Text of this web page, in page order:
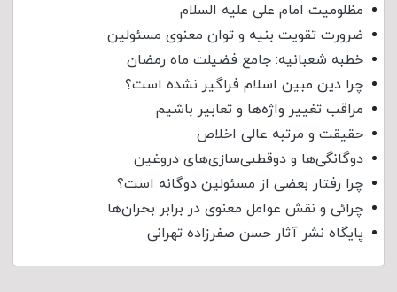
مظلومیت امام علی علیه السلام
ضرورت تقویت بنیه و توان معنوی مسئولین
خطبه شعبانیه: جامع فضیلت ماه رمضان
چرا دین مبین اسلام فراگیر نشده است؟
مراقب تغییر واژه‌ها و تعابیر باشیم
حقیقت و مرتبه عالی اخلاص
دوگانگی‌ها و دوقطبی‌سازی‌های دروغین
چرا رفتار بعضی از مسئولین دوگانه است؟
چرائی و نقش عوامل معنوی در برابر بحران‌ها
پایگاه نشر آثار حسن صفرزاده تهرانی